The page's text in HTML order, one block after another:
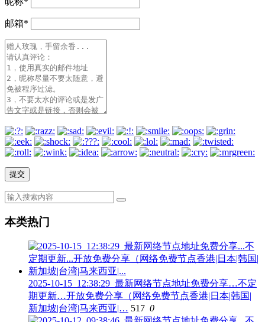
邮箱*
本类热门
2025-10-15_12:38:29_最新网络节点地址免费分享…不定
期更新…开放免费分享（网络免费节点香港|日本|韩国|
新加坡|台湾|马来西亚|… 517 0